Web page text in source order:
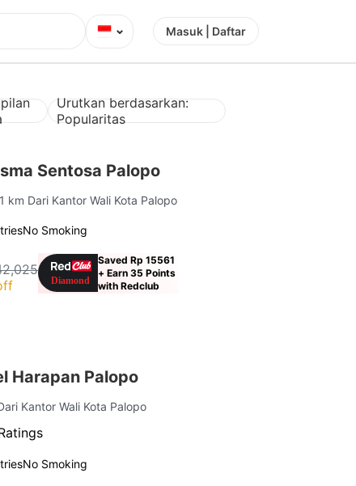
⌄ Masuk | Daftar
Urutkan berdasarkan:
Popularitas
Sentosa Palopo
1 km Dari Kantor Wali Kota Palopo
No Smoking
Saved Rp 15561
+ Earn 35 Points
with Redclub
Harapan Palopo
Kantor Wali Kota Palopo
No Smoking